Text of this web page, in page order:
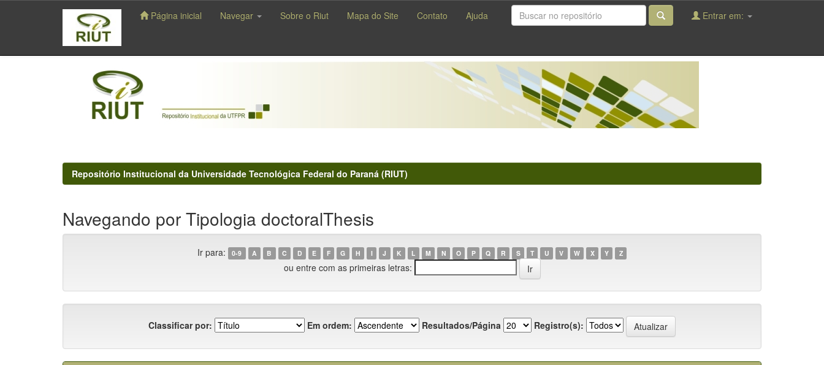
navigation
Página inicial Navegar Sobre o Riut Mapa do Site Contato Ajuda Entrar em:
Repositório Institucional da Universidade Tecnológica Federal do Paraná (RIUT)
Navegando por Tipologia doctoralThesis
Ir para: 0-9 A B C D E F G H I J K L M N O P Q R S T U V W X Y Z
ou entre com as primeiras letras:
Classificar por: Em ordem: Resultados/Página Registro(s):